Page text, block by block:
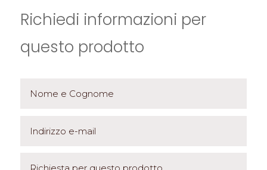
Richiedi informazioni per
questo prodotto